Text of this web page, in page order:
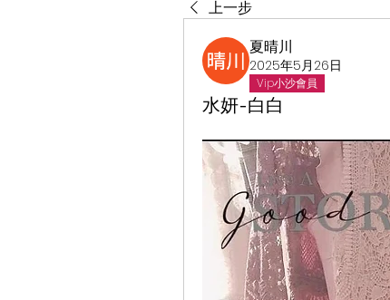
上一步
夏晴川
2025年5月26日
Vip小沙會員
水妍-白白